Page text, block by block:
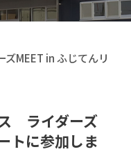
MEET in ふじてんリ
ライダーズ
トに参加しま